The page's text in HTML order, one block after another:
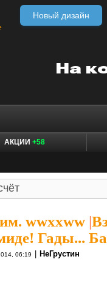
Новый дизайн
АКЦИИ +58
wwxxww |
Гады...
06:19 НеГрустин